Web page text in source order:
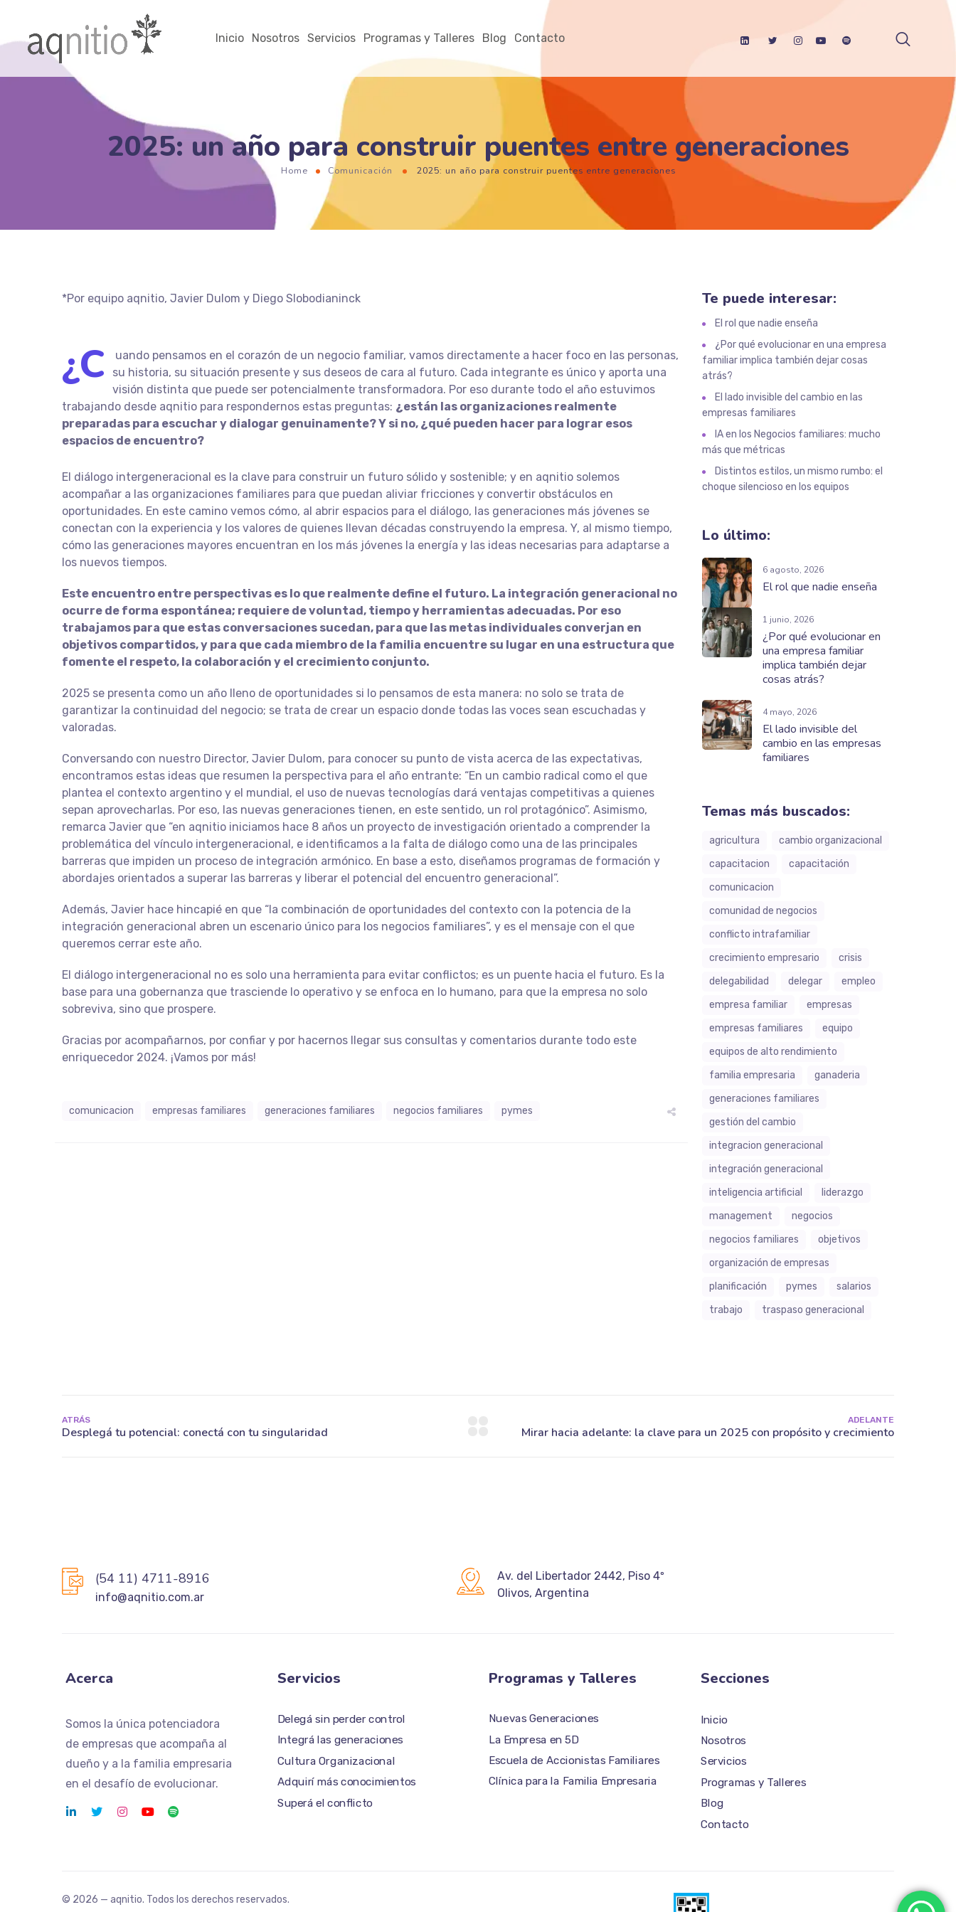
Inicio Nosotros Servicios Programas y Talleres Blog Contacto
2025: un año para construir puentes entre generaciones
Home Comunicación 2025: un año para construir puentes entre generaciones
*Por equipo aqnitio, Javier Dulom y Diego Slobodianinck
¿C uando pensamos en el corazón de un negocio familiar, vamos directamente a hacer foco en las personas,
su historia, su situación presente y sus deseos de cara al futuro. Cada integrante es único y aporta una
visión distinta que puede ser potencialmente transformadora. Por eso durante todo el año estuvimos
trabajando desde aqnitio para respondernos estas preguntas: ¿están las organizaciones realmente
preparadas para escuchar y dialogar genuinamente? Y si no, ¿qué pueden hacer para lograr esos
espacios de encuentro?
El diálogo intergeneracional es la clave para construir un futuro sólido y sostenible; y en aqnitio solemos
acompañar a las organizaciones familiares para que puedan aliviar fricciones y convertir obstáculos en
oportunidades. En este camino vemos cómo, al abrir espacios para el diálogo, las generaciones más jóvenes se
conectan con la experiencia y los valores de quienes llevan décadas construyendo la empresa. Y, al mismo tiempo,
cómo las generaciones mayores encuentran en los más jóvenes la energía y las ideas necesarias para adaptarse a
los nuevos tiempos.
Este encuentro entre perspectivas es lo que realmente define el futuro. La integración generacional no
ocurre de forma espontánea; requiere de voluntad, tiempo y herramientas adecuadas. Por eso
trabajamos para que estas conversaciones sucedan, para que las metas individuales converjan en
objetivos compartidos, y para que cada miembro de la familia encuentre su lugar en una estructura que
fomente el respeto, la colaboración y el crecimiento conjunto.
2025 se presenta como un año lleno de oportunidades si lo pensamos de esta manera: no solo se trata de
garantizar la continuidad del negocio; se trata de crear un espacio donde todas las voces sean escuchadas y
valoradas.
Conversando con nuestro Director, Javier Dulom, para conocer su punto de vista acerca de las expectativas,
encontramos estas ideas que resumen la perspectiva para el año entrante: “En un cambio radical como el que
plantea el contexto argentino y el mundial, el uso de nuevas tecnologías dará ventajas competitivas a quienes
sepan aprovecharlas. Por eso, las nuevas generaciones tienen, en este sentido, un rol protagónico”. Asimismo,
remarca Javier que “en aqnitio iniciamos hace 8 años un proyecto de investigación orientado a comprender la
problemática del vínculo intergeneracional, ⁠e identificamos a la falta de diálogo como una de las principales
barreras que impiden un proceso de integración armónico. En base a esto, diseñamos programas de formación y
abordajes orientados a superar las barreras y liberar el potencial del encuentro generacional”.
Además, Javier hace hincapié en que “la combinación de oportunidades del contexto con la potencia de la
integración generacional abren un escenario único para los negocios familiares”, y es el mensaje con el que
queremos cerrar este año.
El diálogo intergeneracional no es solo una herramienta para evitar conflictos; es un puente hacia el futuro. Es la
base para una gobernanza que trasciende lo operativo y se enfoca en lo humano, para que la empresa no solo
sobreviva, sino que prospere.
Gracias por acompañarnos, por confiar y por hacernos llegar sus consultas y comentarios durante todo este
enriquecedor 2024. ¡Vamos por más!
comunicacion empresas familiares generaciones familiares negocios familiares pymes
Te puede interesar:
El rol que nadie enseña
¿Por qué evolucionar en una empresa
familiar implica también dejar cosas
atrás?
El lado invisible del cambio en las
empresas familiares
IA en los Negocios familiares: mucho
más que métricas
Distintos estilos, un mismo rumbo: el
choque silencioso en los equipos
Lo último:
6 agosto, 2026
El rol que nadie enseña
1 junio, 2026
¿Por qué evolucionar en
una empresa familiar
implica también dejar
cosas atrás?
4 mayo, 2026
El lado invisible del
cambio en las empresas
familiares
Temas más buscados:
agricultura
cambio organizacional
capacitacion
capacitación
comunicacion
comunidad de negocios
conflicto intrafamiliar
crecimiento empresario
crisis
delegabilidad
delegar
empleo
empresa familiar
empresas
empresas familiares
equipo
equipos de alto rendimiento
familia empresaria
ganaderia
generaciones familiares
gestión del cambio
integracion generacional
integración generacional
inteligencia artificial
liderazgo
management
negocios
negocios familiares
objetivos
organización de empresas
planificación
pymes
salarios
trabajo
traspaso generacional
ATRÁS ADELANTE
(54 11) 4711-8916
info@aqnitio.com.ar
Av. del Libertador 2442, Piso 4º
Olivos, Argentina
Acerca
Somos la única potenciadora
de empresas que acompaña al
dueño y a la familia empresaria
en el desafío de evolucionar.
Servicios
Delegá sin perder control
Integrá las generaciones
Cultura Organizacional
Adquirí más conocimientos
Superá el conflicto
Programas y Talleres
Nuevas Generaciones
La Empresa en 5D
Escuela de Accionistas Familiares
Clínica para la Familia Empresaria
Secciones
Inicio
Nosotros
Servicios
Programas y Talleres
Blog
Contacto
© 2026 — aqnitio. Todos los derechos reservados.